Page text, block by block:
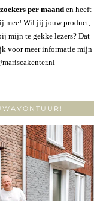
per maanden heeft
mee! Wil jij jouw product,
mijn te gekke lezers? Dat
voor meer informatie mijn